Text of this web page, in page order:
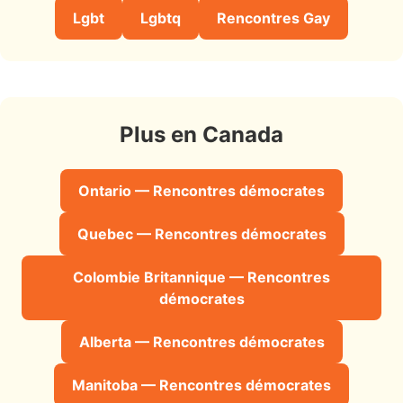
Lgbt Lgbtq Rencontres Gay
Plus en Canada
Ontario — Rencontres démocrates
Quebec — Rencontres démocrates
Colombie Britannique — Rencontres
démocrates
Alberta — Rencontres démocrates
Manitoba — Rencontres démocrates